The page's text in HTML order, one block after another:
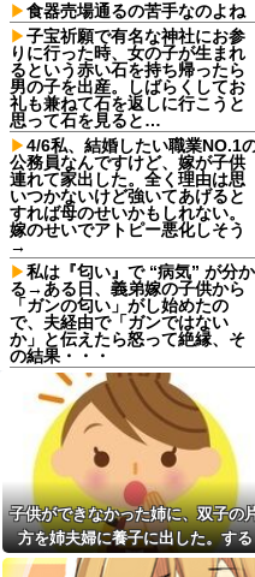
食器売場通るの苦手なのよね
子宝祈願で有名な神社にお参
りに行った時、女の子が生まれ
るという赤い石を持ち帰ったら
男の子を出産。しばらくしてお
礼も兼ねて石を返しに行こうと
思って石を見ると…
4/6私、結婚したい職業NO.1
公務員なんですけど、嫁が子供
連れて家出した。全く理由は思
いつかないけど強いてあげると
すれば母のせいかもしれない。
嫁のせいでアトピー悪化しそう
→
私は『匂い』で “病気” が分か
る→ある日、義弟嫁の子供から
「ガンの匂い」がし始めたの
で、夫経由で「ガンではない
か」と伝えたら怒って絶縁、そ
の結果・・・
シャウエッセン公式、またこ
ういうのでいい丼をポスト
ダイアンのじゃない方がユー
スケさんになってしまっている
という事実←これ
女「43億円注文して………キ
ャンセルっと！」←こいつの目
的
【画像】愛知の半グレ、怖す
ぎる→御尊顔がこちら…
子供ができなかった姉に、双子の
方を姉夫婦に養子に出した。する
と、養子に出した子がすごく礼儀